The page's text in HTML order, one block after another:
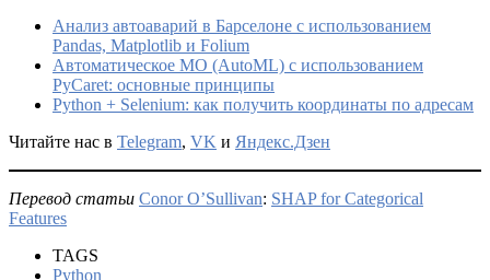
Анализ автоаварий в Барселоне с использованием
Pandas, Matplotlib и Folium
Автоматическое МО (AutoML) с использованием
PyCaret: основные принципы
Python + Selenium: как получить координаты по адресам
Читайте нас в Telegram, VK и Яндекс.Дзен
Перевод статьи Conor O’Sullivan: SHAP for Categorical
Features
TAGS
Python